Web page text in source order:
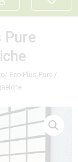
Pure
Eco Plus Pure /